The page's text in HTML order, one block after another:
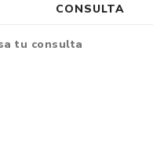
CONSULTA